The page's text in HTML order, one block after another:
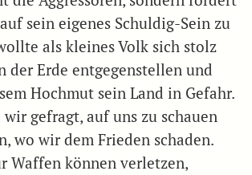
sein eigenes Schuldig-Sein zu
als kleines Volk sich stolz
der Erde entgegenstellen und
Hochmut sein Land in Gefahr.
wir gefragt, auf uns zu schauen
wo wir dem Frieden schaden.
Waffen können verletzen,